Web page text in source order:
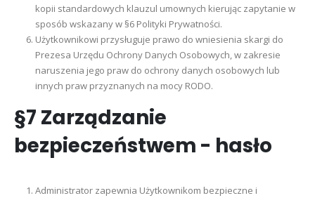
kopii standardowych klauzul umownych kierując zapytanie w
sposób wskazany w §6 Polityki Prywatności.
Użytkownikowi przysługuje prawo do wniesienia skargi do
Prezesa Urzędu Ochrony Danych Osobowych, w zakresie
naruszenia jego praw do ochrony danych osobowych lub
innych praw przyznanych na mocy RODO.
§7 Zarządzanie
bezpieczeństwem - hasło
Administrator zapewnia Użytkownikom bezpieczne i